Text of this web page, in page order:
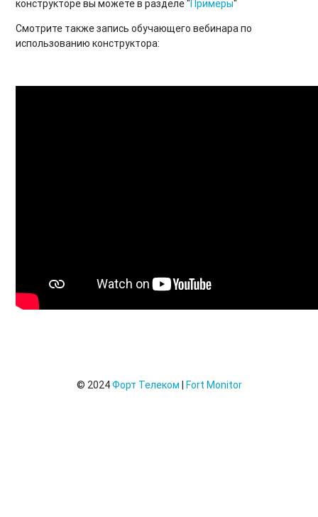
конструкторе вы можете в разделе " Примеры"
Смотрите также запись обучающего вебинара по
использованию конструктора:
© 2024Форт Телеком | Fort Monitor